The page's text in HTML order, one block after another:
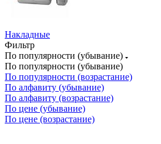
Накладные
Фильтр
По популярности (убывание)
По популярности (убывание)
По популярности (возрастание)
По алфавиту (убывание)
По алфавиту (возрастание)
По цене (убывание)
По цене (возрастание)